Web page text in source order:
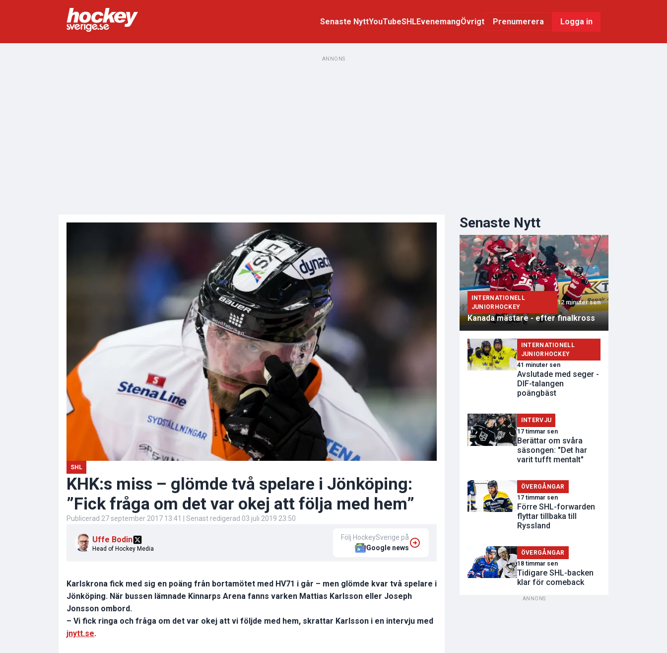
Senaste NyttYouTubeSHLEvenemangÖvrigt Prenumerera Logga in
ANNONS
SHL
KHK:s miss – glömde två spelare i Jönköping:
”Fick fråga om det var okej att följa med hem”
Publicerad 27 september 2017 13:41 | Senast redigerad 03 juli 2019 23:50
Uffe Bodin
Head of Hockey Media
Följ HockeySverige på
Google news
Karlskrona fick med sig en poäng från bortamötet med HV71 i går – men glömde kvar två spelare i
Jönköping. När bussen lämnade Kinnarps Arena fanns varken Mattias Karlsson eller Joseph
Jonsson ombord.
– Vi fick ringa och fråga om det var okej att vi följde med hem, skrattar Karlsson i en intervju med
jnytt.se.
Senaste Nytt
INTERNATIONELL
JUNIORHOCKEY
12 minuter sen
Kanada mästare - efter finalkross
INTERNATIONELL
JUNIORHOCKEY
41 minuter sen
Avslutade med seger -
DIF-talangen
poängbäst
INTERVJU
17 timmar sen
Berättar om svåra
säsongen: "Det har
varit tufft mentalt"
ÖVERGÅNGAR
17 timmar sen
Förre SHL-forwarden
flyttar tillbaka till
Ryssland
ÖVERGÅNGAR
18 timmar sen
Tidigare SHL-backen
klar för comeback
ANNONS